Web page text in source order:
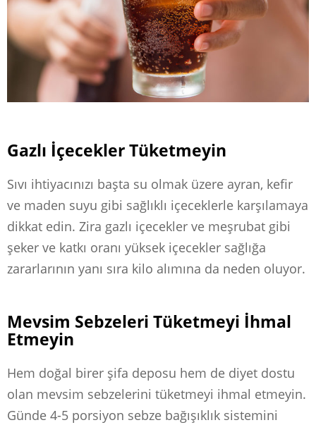
Gazlı İçecekler Tüketmeyin
Sıvı ihtiyacınızı başta su olmak üzere ayran, kefir
ve maden suyu gibi sağlıklı içeceklerle karşılamaya
dikkat edin. Zira gazlı içecekler ve meşrubat gibi
şeker ve katkı oranı yüksek içecekler sağlığa
zararlarının yanı sıra kilo alımına da neden oluyor.
Mevsim Sebzeleri Tüketmeyi İhmal
Etmeyin
Hem doğal birer şifa deposu hem de diyet dostu
olan mevsim sebzelerini tüketmeyi ihmal etmeyin.
Günde 4-5 porsiyon sebze bağışıklık sistemini